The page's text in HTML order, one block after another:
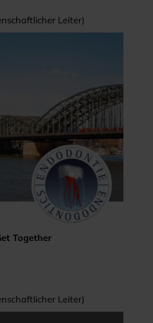
Leiter)
Together
Leiter)